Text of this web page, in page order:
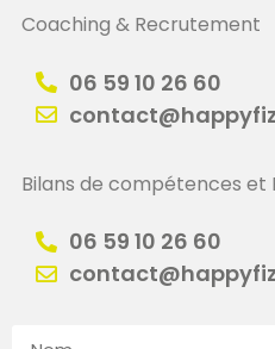
Coaching & Recrutement
06 59 10 26 60
Bilans de compétences et
06 59 10 26 60